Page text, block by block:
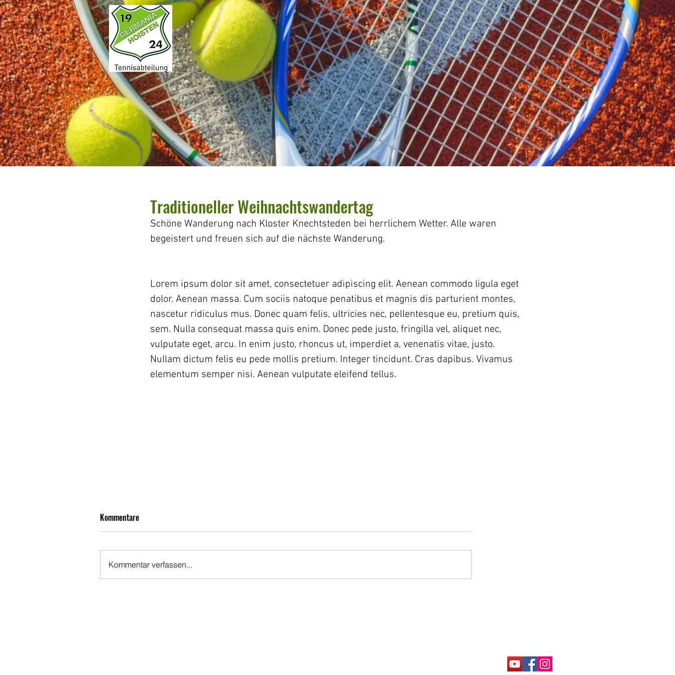
TENNISCLUB MANNSCHAFTEN KONTAKT DOWNLOADS Mehr
Traditioneller Weihnachtswandertag
Schöne Wanderung nach Kloster Knechtsteden bei herrlichem Wetter. Alle waren
begeistert und freuen sich auf die nächste Wanderung.
Lorem ipsum dolor sit amet, consectetuer adipiscing elit. Aenean commodo ligula eget
dolor. Aenean massa. Cum sociis natoque penatibus et magnis dis parturient montes,
nascetur ridiculus mus. Donec quam felis, ultricies nec, pellentesque eu, pretium quis,
sem. Nulla consequat massa quis enim. Donec pede justo, fringilla vel, aliquet nec,
vulputate eget, arcu. In enim justo, rhoncus ut, imperdiet a, venenatis vitae, justo.
Nullam dictum felis eu pede mollis pretium. Integer tincidunt. Cras dapibus. Vivamus
elementum semper nisi. Aenean vulputate eleifend tellus.
Kommentare
Kommentar verfassen...